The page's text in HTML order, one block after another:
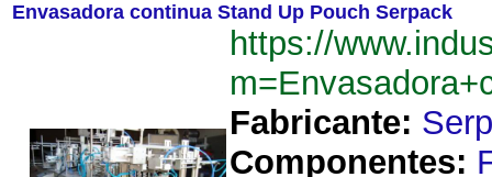
Envasadora continua Stand Up Pouch Serpack
https://
Fabricante:
Componentes: